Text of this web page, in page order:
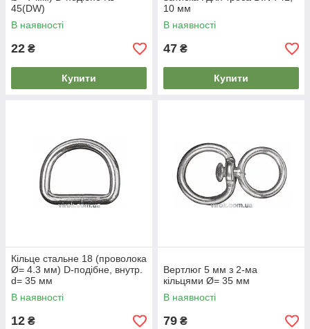
45(DW)
В наявності
22 ₴
Купити
10 мм
В наявності
47 ₴
Купити
Кільце стальне 18 (проволока
Ø= 4.3 мм) D-подібне, внутр.
d= 35 мм
В наявності
12 ₴
Вертлюг 5 мм з 2-ма
кільцями Ø= 35 мм
В наявності
79 ₴